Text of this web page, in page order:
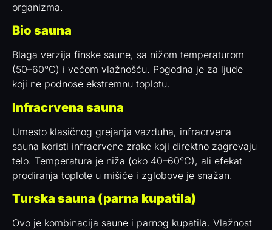
organizma.
Bio sauna
Blaga verzija finske saune, sa nižom temperaturom
(50–60°C) i većom vlažnošću. Pogodna je za ljude
koji ne podnose ekstremnu toplotu.
Infracrvena sauna
Umesto klasičnog grejanja vazduha, infracrvena
sauna koristi infracrvene zrake koji direktno zagrevaju
telo. Temperatura je niža (oko 40–60°C), ali efekat
prodiranja toplote u mišiće i zglobove je snažan.
Turska sauna (parna kupatila)
Ovo je kombinacija saune i parnog kupatila. Vlažnost